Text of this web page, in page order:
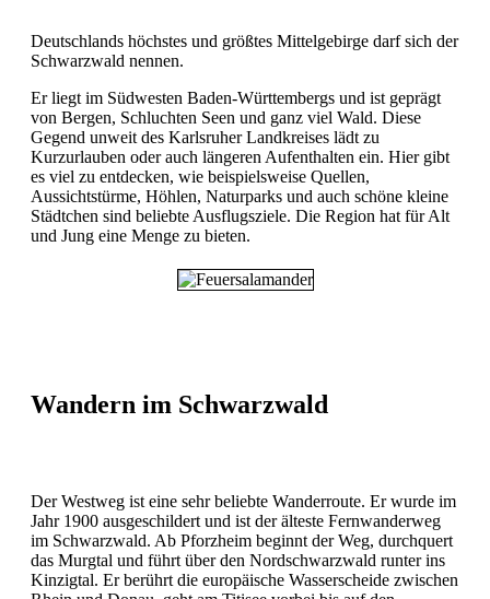
Deutschlands höchstes und größtes Mittelgebirge darf sich der
Schwarzwald nennen.
Er liegt im Südwesten Baden-Württembergs und ist geprägt
von Bergen, Schluchten Seen und ganz viel Wald. Diese
Gegend unweit des Karlsruher Landkreises lädt zu
Kurzurlauben oder auch längeren Aufenthalten ein. Hier gibt
es viel zu entdecken, wie beispielsweise Quellen,
Aussichtstürme, Höhlen, Naturparks und auch schöne kleine
Städtchen sind beliebte Ausflugsziele. Die Region hat für Alt
und Jung eine Menge zu bieten.
Wandern im Schwarzwald
Der Westweg ist eine sehr beliebte Wanderroute. Er wurde im
Jahr 1900 ausgeschildert und ist der älteste Fernwanderweg
im Schwarzwald. Ab Pforzheim beginnt der Weg, durchquert
das Murgtal und führt über den Nordschwarzwald runter ins
Kinzigtal. Er berührt die europäische Wasserscheide zwischen